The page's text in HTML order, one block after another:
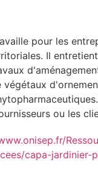
pour les
Il
ou les
capa-jardinier-